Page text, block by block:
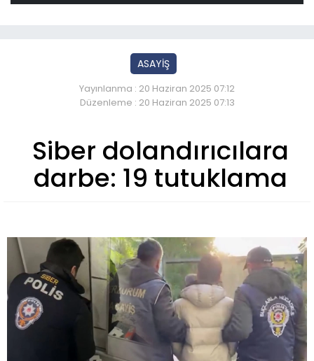
ASAYİŞ
Yayınlanma : 20 Haziran 2025 07:12
Düzenleme : 20 Haziran 2025 07:13
Siber dolandırıcılara
darbe: 19 tutuklama